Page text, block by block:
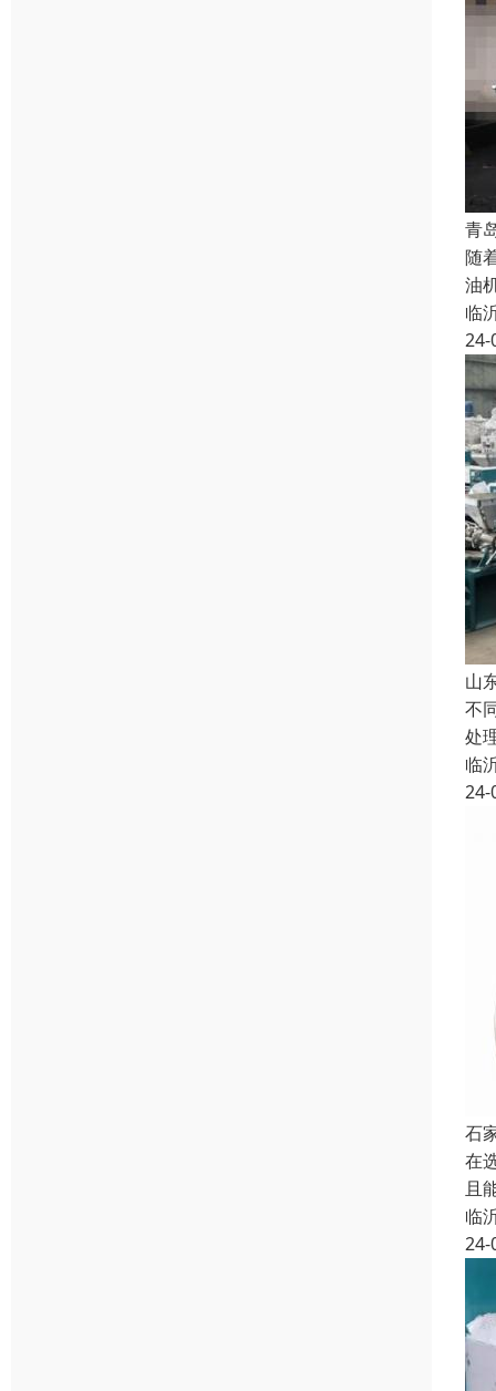
青
随
油
临
24-
山
不
处
临
24-
石
在
且
临
24-